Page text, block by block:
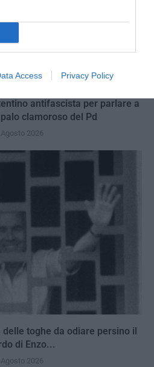
Access Privacy Policy
antifascista per parlare a
clamoroso del Pd
2026
toghe da odiare persino il
di Enzo...
2026